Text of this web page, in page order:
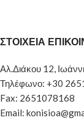
ΣΤΟΙΧΕΙΑ
Αλ.Διάκου 12,
Τηλέφωνο: +30
Fax: 2651078168
Email: